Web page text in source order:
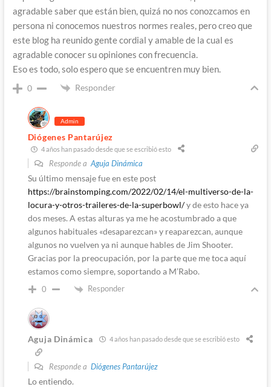
agradable saber que están bien, quizá no nos conozcamos en
persona ni conocemos nuestros normes reales, pero creo que
este blog ha reunido gente cordial y amable de la cual es
agradable conocer su opiniones con frecuencia.
Eso es todo, solo espero que se encuentren muy bien.
0 Responder
Admin
Diógenes Pantarújez
4 años han pasado desde que se escribió esto
Responde a Aguja Dinámica
Su último mensaje fue en este post
https://brainstomping.com/2022/02/14/el-multiverso-de-la-
locura-y-otros-traileres-de-la-superbowl/y de esto hace ya
dos meses. A estas alturas ya me he acostumbrado a que
algunos habituales «desaparezcan» y reaparezcan, aunque
algunos no vuelven ya ni aunque hables de Jim Shooter.
Gracias por la preocupación, por la parte que me toca aquí
estamos como siempre, soportando a M’Rabo.
0 Responder
Aguja Dinámica 4 años han pasado desde que se escribió esto
Responde a Diógenes Pantarújez
Lo entiendo.